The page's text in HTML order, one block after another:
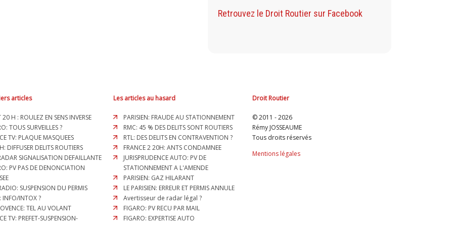
Retrouvez mon Blog sur Facebook
Retrouvez le Droit Routier sur Facebook
articles
20 H : ROULEZ EN SENS INVERSE
TOUS SURVEILLES ?
TV: PLAQUE MASQUEES
DIFFUSER DELITS ROUTIERS
SIGNALISATION DEFAILLANTE
PV PAS DE DENONCIATION
SUSPENSION DU PERMIS
INFO/INTOX ?
TEL AU VOLANT
TV: PREFET-SUSPENSION-
Les articles au hasard
PARISIEN: FRAUDE AU STATIONNEMENT
RMC: 45 % DES DELITS SONT ROUTIERS
RTL: DES DELITS EN CONTRAVENTION ?
FRANCE 2 20H: ANTS CONDAMNEE
JURISPRUDENCE AUTO: PV DE
STATIONNEMENT A L'AMENDE
PARISIEN: GAZ HILARANT
LE PARISIEN: ERREUR ET PERMIS ANNULE
Avertisseur de radar légal ?
FIGARO: PV RECU PAR MAIL
FIGARO: EXPERTISE AUTO
Droit Routier
© 2011 - 2026
Rémy JOSSEAUME
Tous droits réservés
Mentions légales